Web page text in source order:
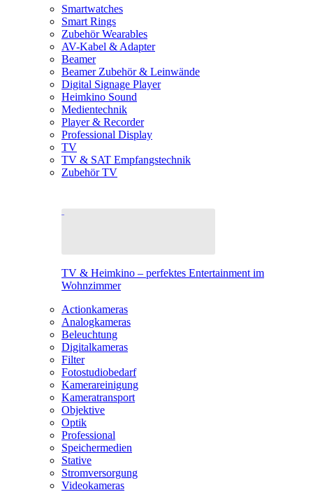
Smartwatches
Smart Rings
Zubehör Wearables
AV-Kabel & Adapter
Beamer
Beamer Zubehör & Leinwände
Digital Signage Player
Heimkino Sound
Medientechnik
Player & Recorder
Professional Display
TV
TV & SAT Empfangstechnik
Zubehör TV
TV & Heimkino – perfektes Entertainment im
Wohnzimmer
Actionkameras
Analogkameras
Beleuchtung
Digitalkameras
Filter
Fotostudiobedarf
Kamerareinigung
Kameratransport
Objektive
Optik
Professional
Speichermedien
Stative
Stromversorgung
Videokameras